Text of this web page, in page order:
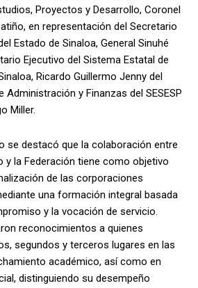
Proyectos y Desarrollo, Coronel
en representación del Secretario
Estado de Sinaloa, General Sinuhé
Ejecutivo del Sistema Estatal de
Ricardo Guillermo Jenny del
Administración y Finanzas del SESESP
Miller.
se destacó que la colaboración entre
y la Federación tiene como objetivo
de las corporaciones
una formación integral basada
y la vocación de servicio.
reconocimientos a quienes
segundos y terceros lugares en las
académico, así como en
distinguiendo su desempeño